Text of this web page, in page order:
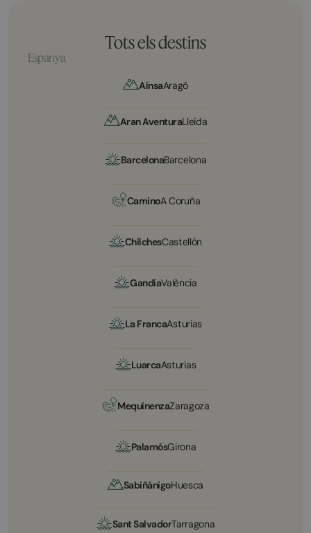
Tots els destins
Espanya
AínsaAragó
Aran AventuraLleida
BarcelonaBarcelona
CaminoA Coruña
ChilchesCastellón
GandíaValència
La FrancaAsturias
LuarcaAsturias
MequinenzaZaragoza
PalamósGirona
SabiñánigoHuesca
Sant SalvadorTarragona